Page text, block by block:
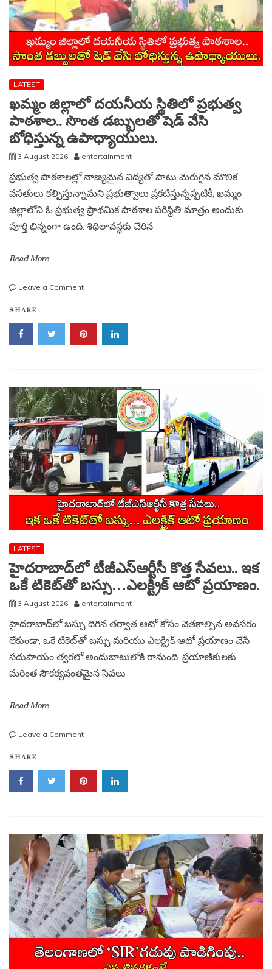
LATEST
ఖమ్మం జిల్లాలో దయనీయ స్థితిలో ప్రభుత్వ
పాఠశాల.. సొంత డబ్బులతో షెడ్ వేసి
బోధిస్తున్న ఉపాధ్యాయులు.
3 August 2026 entertainment
ప్రభుత్వ పాఠశాలల్లో నాణ్యమైన విద్యతో పాటు మెరుగైన మౌలిక
వసతులు కల్పిస్తున్నామని ప్రభుత్వాలు ప్రకటిస్తున్నప్పటికీ, ఖమ్మం
జిల్లాలోని ఓ ప్రభుత్వ ప్రాథమిక పాఠశాల పరిస్థితి మాత్రం అందుకు
పూర్తి భిన్నంగా ఉంది. శిథిలావస్థకు చేరిన
Read More
Leave a Commenton
దయనీయ
స్థితిలో
ప్రభుత్వ
షెడ్
వేసి
బోధిస్తున్న
ఉపాధ్యాయులు.
SHARE
LATEST
హైదరాబాద్‌లో టీజీఎస్‌ఆర్టీసీ కొత్త సేవలు.. ఇక
ఒకే టికెట్‌తో బస్సు…ఎలక్ట్రిక్ ఆటో ప్రయాణం.
3 August 2026 entertainment
హైదరాబాద్‌లో బస్సు దిగిన తర్వాత ఆటో కోసం వెతకాల్సిన అవసరం
లేకుండా, ఒకే టికెట్‌తో బస్సు మరియు ఎలక్ట్రిక్ ఆటో ప్రయాణం చేసే
సదుపాయం త్వరలో అందుబాటులోకి రానుంది. ప్రయాణికులకు
మరింత సౌకర్యవంతమైన సేవలు
Read More
Leave a Commenton
కొత్త
సేవలు..
ఇక
ఎలక్ట్రిక్
ఆటో
ప్రయాణం.
SHARE